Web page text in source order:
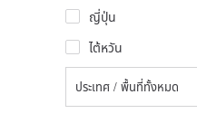
ญี่ปุ่น
ไต้หวัน
ประเทศ / พื้นที่ทั้งหมด